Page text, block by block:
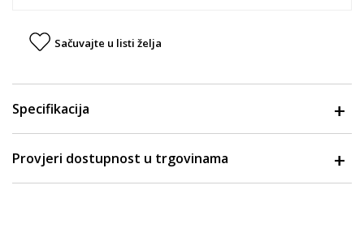
Sačuvajte u listi želja
Specifikacija
Provjeri dostupnost u trgovinama